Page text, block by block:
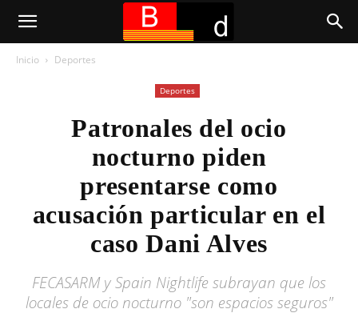
Inicio Deportes
Deportes
Patronales del ocio
nocturno piden
presentarse como
acusación particular en el
caso Dani Alves
FECASARM y Spain Nightlife subrayan que los
locales de ocio nocturno "son espacios seguros"